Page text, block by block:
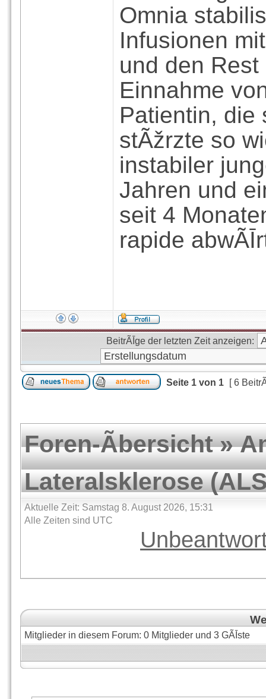
Omnia
Infusionen
und den
Einnahme
Patientin, die
stÃžrzte so
instabiler
Jahren und
seit 4
rapide
BeitrÃĪge der letzten Zeit anzeigen:
Seite 1 von 1 [ 6
Foren-Ãbersicht»
Lateralsklerose
Aktuelle Zeit: Samstag 8. August 2026, 15:31
Alle Zeiten sind UTC
Mitglieder in diesem Forum: 0 Mitglieder und 3 GÃĪste